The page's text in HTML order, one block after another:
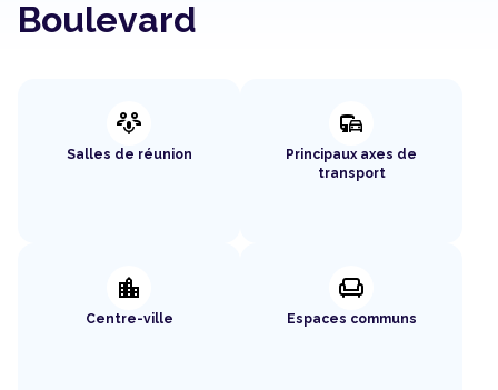
Boulevard
adaptive_audio_mic
Salles de réunion
commute
Principaux axes de
transport
location_city
Centre-ville
chair
Espaces communs